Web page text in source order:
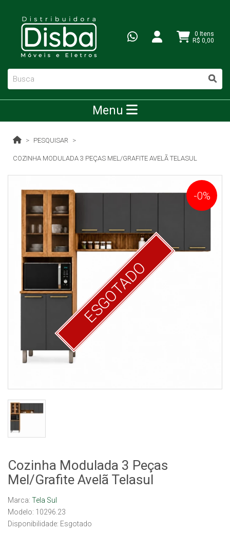
0 Itens
R$ 0,00
Menu
PESQUISAR
COZINHA MODULADA 3 PEÇAS MEL/GRAFITE AVELÃ TELASUL
ESGOTADO
-0%
Cozinha Modulada 3 Peças
Mel/Grafite Avelã Telasul
Marca: Tela Sul
Modelo: 10296.23
Disponibilidade: Esgotado